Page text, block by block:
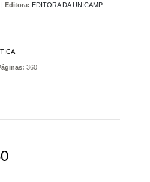
| Editora: EDITORA DA UNICAMP
360